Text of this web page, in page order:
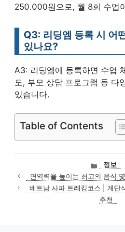
250.000원으로, 월 8회 수업
Q3: 리딩엠 등록 시 어
있나요?
A3: 리딩엠에 등록하면 수업
도, 부모 상담 프로그램 등 다
있습니다.
Table of Contents
카
테
고
리
정보
면역력을 높이는 최고의 음식
베트남 사파 트레킹코스 | 계단
추천